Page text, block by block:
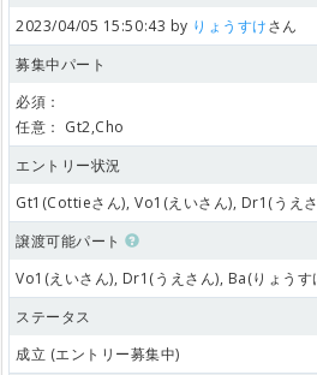
2023/04/05 15:50:43 by りょうすけさん
募集中パート
必須：
任意： Gt2,Cho
エントリー状況
Gt1(Cottieさん), Vo1(えいさん), Dr1(うえ
譲渡可能パート
Vo1(えいさん), Dr1(うえさん), Ba(りょうす
ステータス
成立 (エントリー募集中)